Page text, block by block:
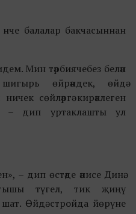
балалар бакчасыннан
Мин тәрбиячебез белән
өйрәндек, өйдә
сөйләргә кирәклеген
– дип уртаклашты ул
– дип өстәде әнисе Динә.
түгел, тик җиңү
шат. Өйдә стройда йөрүне